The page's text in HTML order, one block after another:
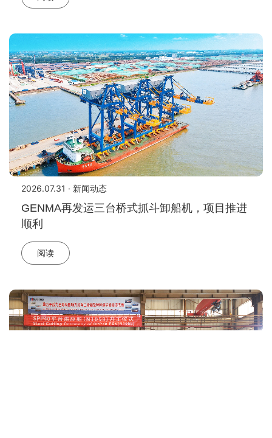
2026.07.31 · 新闻动态
GENMA再发运三台桥式抓斗卸船机，项目推进
顺利
阅读